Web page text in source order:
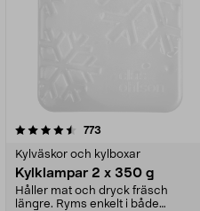
773
Kylväskor och kylboxar
Kylklampar 2 x 350 g
Håller mat och dryck fräsch
längre. Ryms enkelt i både
4.5 av 5 stjärnor